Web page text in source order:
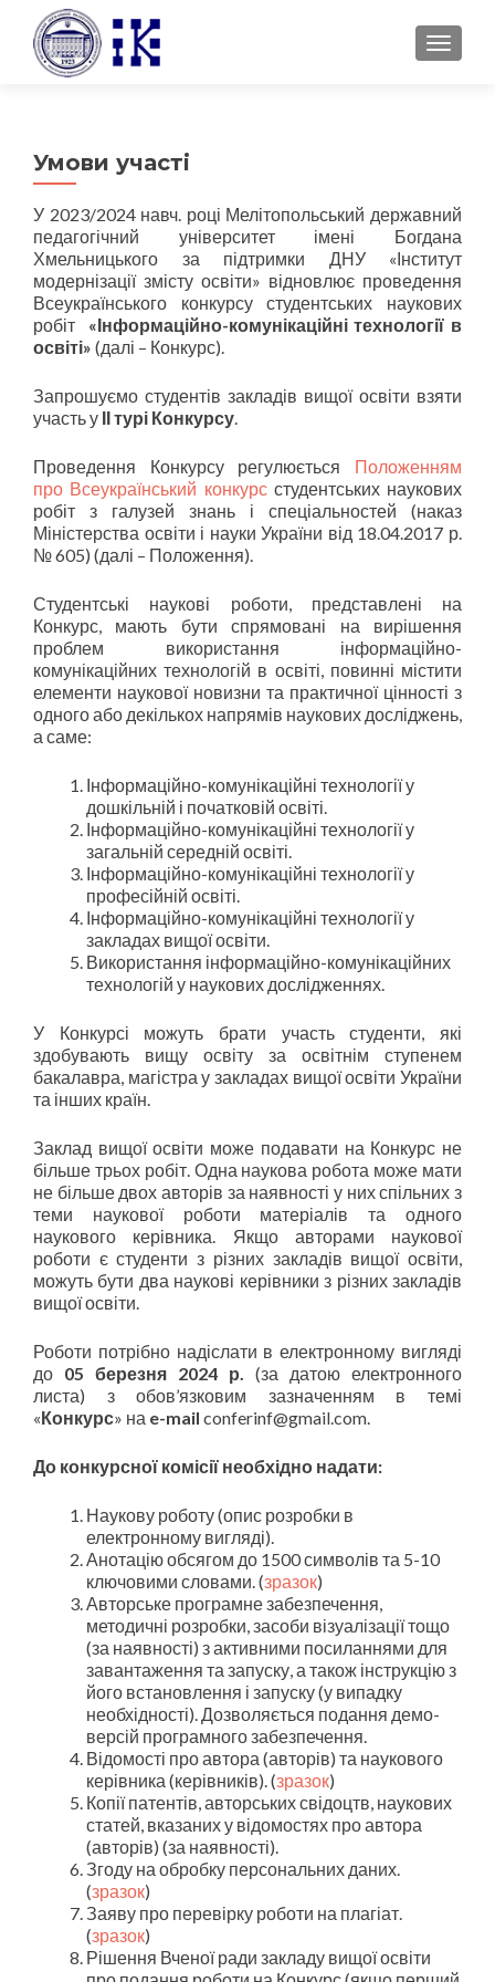
Умови участі
У 2023/2024 навч. році Мелітопольський державний
педагогічний університет імені Богдана
Хмельницького за підтримки ДНУ «Інститут
модернізації змісту освіти» відновлює проведення
Всеукраїнського конкурсу студентських наукових
робіт «Інформаційно-комунікаційні технології в
освіті» (далі – Конкурс).
Запрошуємо студентів закладів вищої освіти взяти
участь у ІІ турі Конкурсу.
Проведення Конкурсу регулюється Положенням
про Всеукраїнський конкурсстудентських наукових
робіт з галузей знань і спеціальностей (наказ
Міністерства освіти і науки України від 18.04.2017 р.
№ 605) (далі – Положення).
Студентські наукові роботи, представлені на
Конкурс, мають бути спрямовані на вирішення
проблем використання інформаційно-
комунікаційних технологій в освіті, повинні містити
елементи наукової новизни та практичної цінності з
одного або декількох напрямів наукових досліджень,
а саме:
Інформаційно-комунікаційні технології у
дошкільній і початковій освіті.
Інформаційно-комунікаційні технології у
загальній середній освіті.
Інформаційно-комунікаційні технології у
професійній освіті.
Інформаційно-комунікаційні технології у
закладах вищої освіти.
Використання інформаційно-комунікаційних
технологій у наукових дослідженнях.
У Конкурсі можуть брати участь студенти, які
здобувають вищу освіту за освітнім ступенем
бакалавра, магістра у закладах вищої освіти України
та інших країн.
Заклад вищої освіти може подавати на Конкурс не
більше трьох робіт. Одна наукова робота може мати
не більше двох авторів за наявності у них спільних з
теми наукової роботи матеріалів та одного
наукового керівника. Якщо авторами наукової
роботи є студенти з різних закладів вищої освіти,
можуть бути два наукові керівники з різних закладів
вищої освіти.
Роботи потрібно надіслати в електронному вигляді
до 05 березня 2024 р. (за датою електронного
листа) з обов’язковим зазначенням в темі
«Конкурс» на e-mail conferinf@gmail.com.
До конкурсної комісії необхідно надати:
Наукову роботу (опис розробки в
електронному вигляді).
Анотацію обсягом до 1500 символів та 5-10
ключовими словами. (зразок)
Авторське програмне забезпечення,
методичні розробки, засоби візуалізації тощо
(за наявності) з активними посиланнями для
завантаження та запуску, а також інструкцію з
його встановлення і запуску (у випадку
необхідності). Дозволяється подання демо-
версій програмного забезпечення.
Відомості про автора (авторів) та наукового
керівника (керівників). (зразок)
Копії патентів, авторських свідоцтв, наукових
статей, вказаних у відомостях про автора
(авторів) (за наявності).
Згоду на обробку персональних даних.
(зразок)
Заяву про перевірку роботи на плагіат.
(зразок)
Рішення Вченої ради закладу вищої освіти